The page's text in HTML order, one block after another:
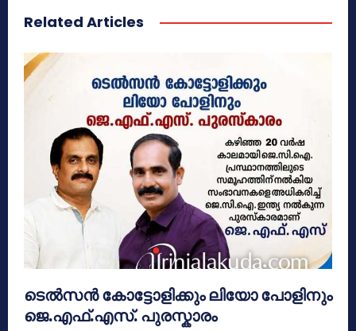
Related Articles
ടെൽസൻ കോട്ടോളിക്കും ലിയോ പോളിനും
ജെ.എഫ്.എസ്. പുരസ്കാരം